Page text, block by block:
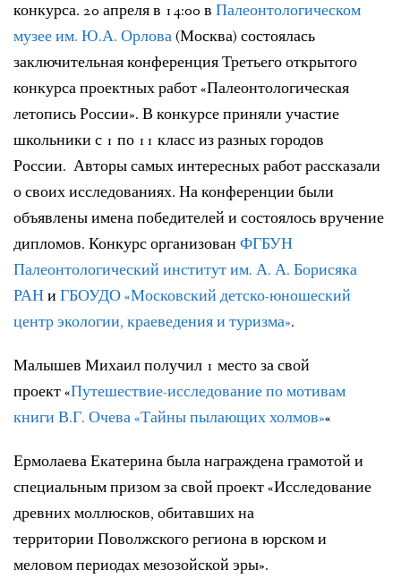
конкурса. 20 апреля в 14:00 в Палеонтологическом
музее им. Ю.А. Орлова(Москва) состоялась
заключительная конференцияТретьего открытого
конкурса проектных работ «Палеонтологическая
летопись России». В конкурсе приняли участие
школьники с 1 по 11 класс из разных городов
России. Авторы самых интересных работ рассказали
о своих исследованиях. На конференции были
объявлены имена победителей и состоялось вручение
дипломов. Конкурс организован ФГБУН
Палеонтологический институт им. А. А. Борисяка
РАНи ГБОУДО «Московский детско-юношеский
центр экологии, краеведения и туризма».
Малышев Михаил получил 1 место за свой
проект«Путешествие-исследование по мотивам
книги В.Г. Очева «Тайны пылающих холмов»«
Ермолаева Екатерина была награждена грамотой и
специальным призом засвой проект «Исследование
древних моллюсков, обитавших на
территории Поволжского региона в юрском и
меловом периодах мезозойской эры».